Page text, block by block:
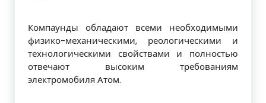
Компаунды обладают всеми необходимыми
физико-механическими, реологическими и
технологическими свойствами и полностью
отвечают высоким требованиям
электромобиля Атом.